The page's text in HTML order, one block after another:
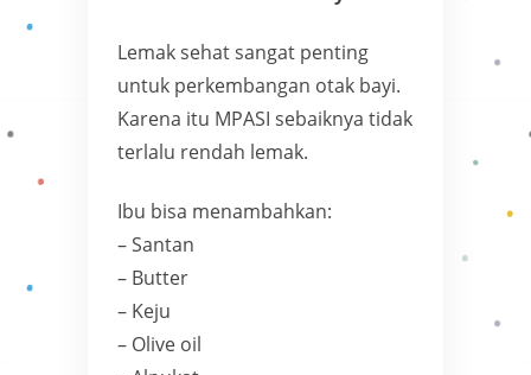
Lemak sehat sangat penting
untuk perkembangan otak bayi.
Karena itu MPASI sebaiknya tidak
terlalu rendah lemak.
Ibu bisa menambahkan:
– Santan
– Butter
– Keju
– Olive oil